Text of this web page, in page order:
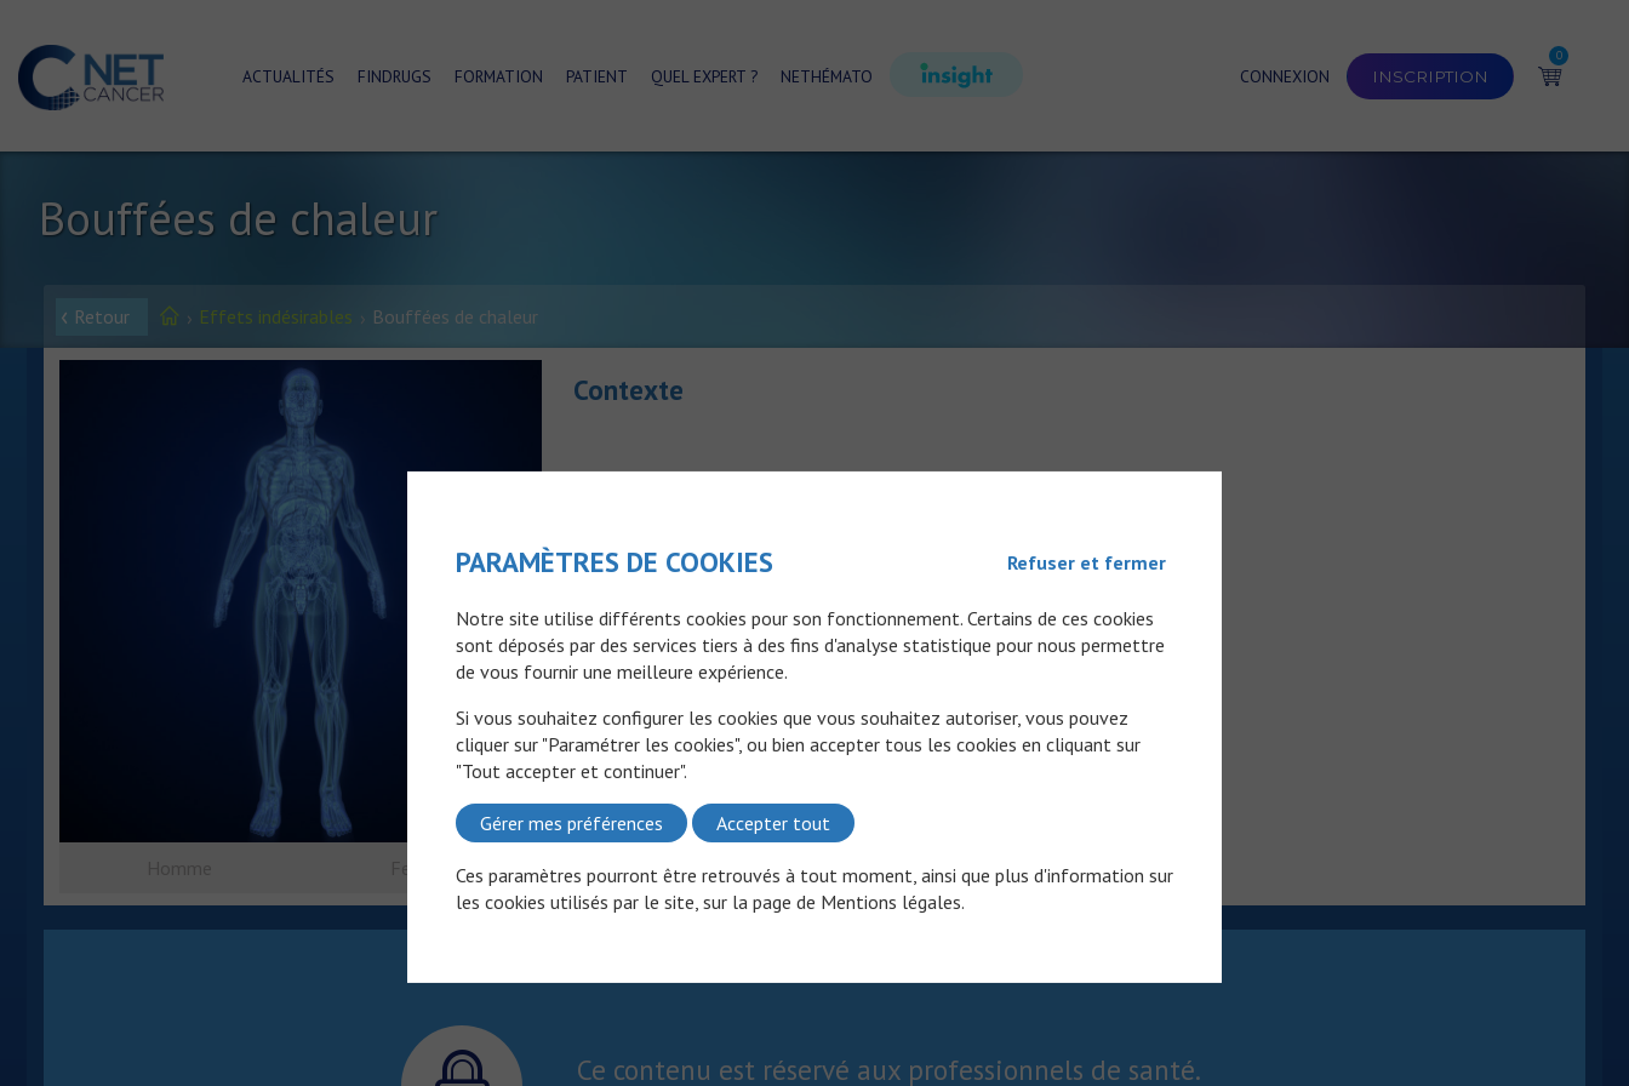
ACTUALITÉS FINDRUGS FORMATION PATIENT QUEL EXPERT ? NETHÉMATO CONNEXION INSCRIPTION
0
Bouffées de chaleur
Retour Effets indésirables Bouffées de chaleur
Contexte
Ce contenu est réservé aux professionnels de santé.
Refuser et fermer
PARAMÈTRES DE COOKIES
Notre site utilise différents cookies pour son fonctionnement. Certains de ces cookies
sont déposés par des services tiers à des fins d'analyse statistique pour nous permettre
de vous fournir une meilleure expérience.
Si vous souhaitez configurer les cookies que vous souhaitez autoriser, vous pouvez
cliquer sur "Paramétrer les cookies", ou bien accepter tous les cookies en cliquant sur
"Tout accepter et continuer".
Gérer mes préférences Accepter tout
Ces paramètres pourront être retrouvés à tout moment, ainsi que plus d'information sur
les cookies utilisés par le site, sur la page de Mentions légales.